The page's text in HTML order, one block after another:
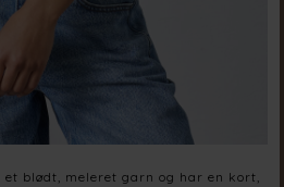
et blødt, meleret garn og har en kort,